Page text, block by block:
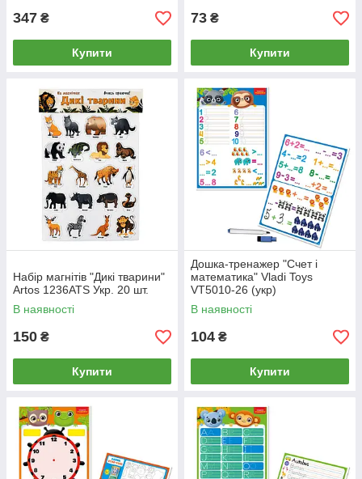
347 ₴
Купити
73 ₴
Купити
Набір магнітів "Дикі тварини"
Artos 1236ATS Укр. 20 шт.
В наявності
150 ₴
Купити
Дошка-тренажер "Счет і
математика" Vladi Toys
VT5010-26 (укр)
В наявності
104 ₴
Купити